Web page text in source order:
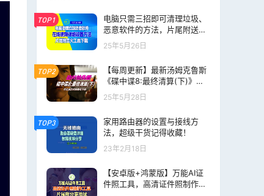
TOP1
电脑只需三招即可清理垃圾、
恶意软件的方法，片尾附送wi
n7、win10、win11最新吉火工
具下载
25年5月26日
TOP2
【每周更新】最新汤姆克鲁斯
《碟中谍8:最终清算(下)》在
线观看+网盘下载，每周更新
最新出品大片
25年5月28日
TOP3
家用路由器的设置与接线方
法，超级干货记得收藏！
23年2月18日
【安卓版+鸿蒙版】万能AI证
件照工具，高清证件照制作工